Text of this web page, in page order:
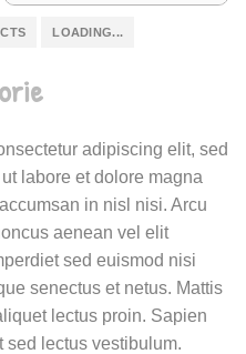
LOADING...
adipiscing elit, sed
labore et dolore magna
in nisl nisi. Arcu
aenean vel elit
sed euismod nisi
senectus et netus. Mattis
lectus proin. Sapien
sed lectus vestibulum.